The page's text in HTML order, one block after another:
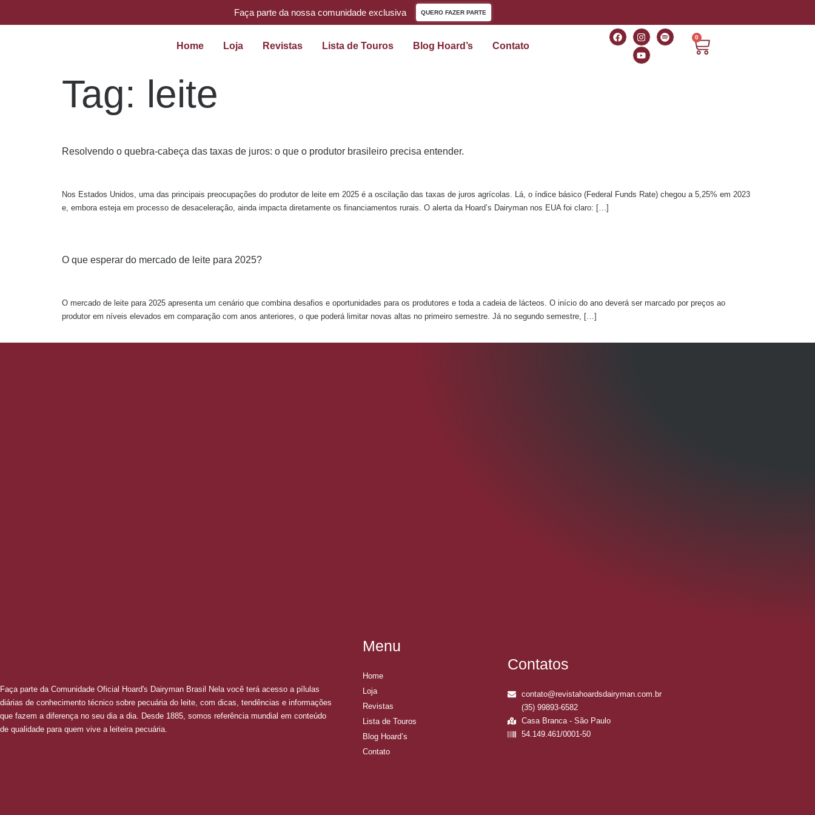
Faça parte da nossa comunidade exclusiva QUERO FAZER PARTE
Home Loja Revistas Lista de Touros Blog Hoard’s Contato
0
Tag: leite
Resolvendo o quebra-cabeça das taxas de juros: o que o produtor brasileiro precisa entender.
Nos Estados Unidos, uma das principais preocupações do produtor de leite em 2025 é a oscilação das taxas de juros agrícolas. Lá, o índice básico (Federal Funds Rate) chegou a 5,25% em 2023
e, embora esteja em processo de desaceleração, ainda impacta diretamente os financiamentos rurais. O alerta da Hoard’s Dairyman nos EUA foi claro: […]
O que esperar do mercado de leite para 2025?
O mercado de leite para 2025 apresenta um cenário que combina desafios e oportunidades para os produtores e toda a cadeia de lácteos. O início do ano deverá ser marcado por preços ao
produtor em níveis elevados em comparação com anos anteriores, o que poderá limitar novas altas no primeiro semestre. Já no segundo semestre, […]
Faça parte da Comunidade Oficial Hoard's Dairyman Brasil Nela você terá acesso a pílulas
diárias de conhecimento técnico sobre pecuária do leite, com dicas, tendências e informações
que fazem a diferença no seu dia a dia. Desde 1885, somos referência mundial em conteúdo
de qualidade para quem vive a leiteira pecuária.
Menu
Home
Loja
Revistas
Lista de Touros
Blog Hoard’s
Contato
Contatos
contato@revistahoardsdairyman.com.br
(35) 99893-6582
Casa Branca - São Paulo
54.149.461/0001-50